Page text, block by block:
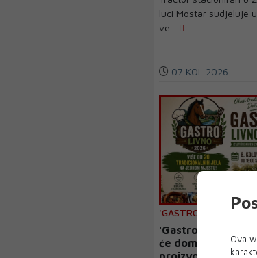
luci Mostar sudjeluje
ve...
07 KOL 2026
'GASTRO LIVNO 2026.'
'Gastro Livno
će domaće
Ova